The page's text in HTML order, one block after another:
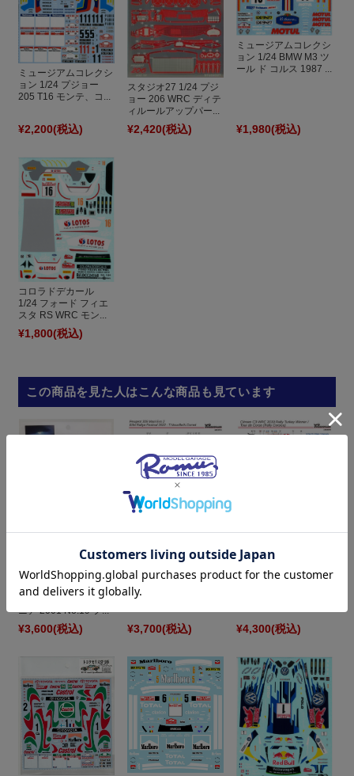
ミュージアムコレクシ
ョン 1/24 プジョー
205 T16 モンテ、コ...
¥2,200(税込)
スタジオ27 1/24 プジ
ョー 206 WRC ディテ
ィルールアップパー...
¥2,420(税込)
ミュージアムコレクシ
ョン 1/24 BMW M3 ツ
ール ド コルス 1987 ...
¥1,980(税込)
コロラドデカール
1/24 フォード フィエ
スタ RS WRC モン...
¥1,800(税込)
この商品を見た人はこんな商品も見ています
DecalPool 1/24 プジ
ョー 206 WRC カタル
ニア 2001 No.19 フ...
¥3,600(税込)
LBプロダクション
1/24 プジョー 306 マ
キシ Evo.2 アイフェ...
¥3,700(税込)
LBプロダクション
¥4,300(税込)